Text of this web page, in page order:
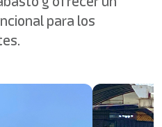
para los